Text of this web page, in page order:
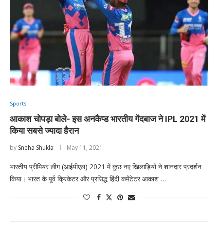
Sports
आकाश चोपड़ा बोले- इस अनकैप्ड भारतीय गेंदबाज ने IPL 2021 में
किया सबसे ज्यादा हैरान
by Sneha Shukla May 11, 2021
भारतीय प्रीमियर लीग (आईपीएल) 2021 में कुछ नए खिलाड़ियों ने शानदार प्रदर्शन
किया। भारत के पूर्व क्रिकेटर और प्रसिद्ध हिंदी कमेंटेटर आकाश …